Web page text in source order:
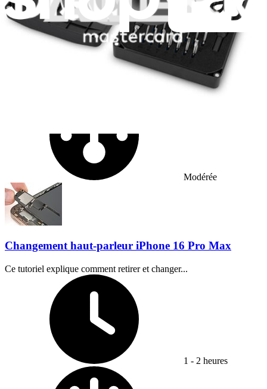
Temps nécessaire :
1 - 2 heures
Difficulty:
Modérée
Changement haut-parleur iPhone 16 Pro Max
Ce tutoriel explique comment retirer et changer...
1 - 2 heures